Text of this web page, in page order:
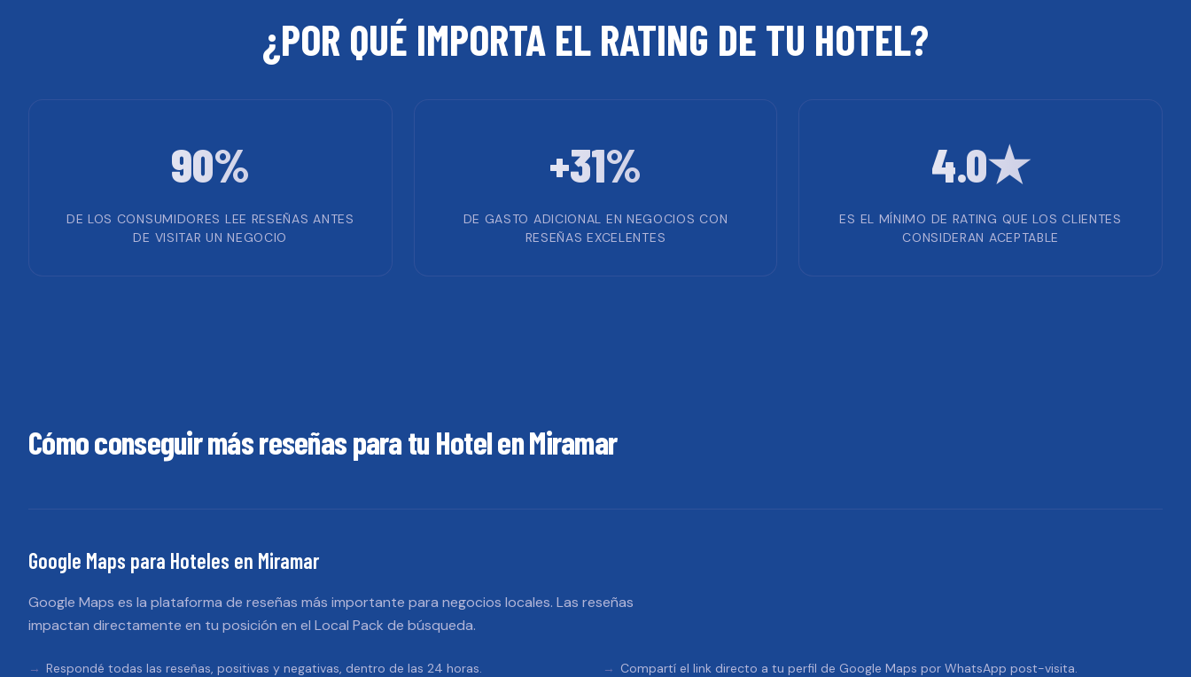
¿POR QUÉ IMPORTA EL RATING DE TU HOTEL?
90%
DE LOS CONSUMIDORES LEE RESEÑAS ANTES
DE VISITAR UN NEGOCIO
+31%
DE GASTO ADICIONAL EN NEGOCIOS CON
RESEÑAS EXCELENTES
4.0★
ES EL MÍNIMO DE RATING QUE LOS CLIENTES
CONSIDERAN ACEPTABLE
Cómo conseguir más reseñas para tu HotelenMiramar
Google Maps para Hoteles en Miramar
Google Maps es la plataforma de reseñas más importante para negocios locales. Las reseñas
impactan directamente en tu posición en el Local Pack de búsqueda.
Respondé todas las reseñas, positivas y negativas, dentro de las 24 horas. Compartí el link directo a tu perfil de Google Maps por WhatsApp post-visita.